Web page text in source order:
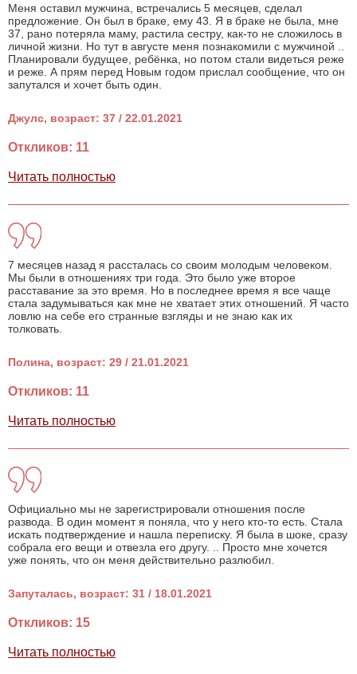
Меня оставил мужчина, встречались 5 месяцев, сделал
предложение. Он был в браке, ему 43. Я в браке не была, мне
37, рано потеряла маму, растила сестру, как-то не сложилось в
личной жизни. Но тут в августе меня познакомили с мужчиной ..
Планировали будущее, ребёнка, но потом стали видеться реже
и реже. А прям перед Новым годом прислал сообщение, что он
запутался и хочет быть один.
Джулс, возраст: 37 / 22.01.2021
Откликов: 11
Читать полностью
7 месяцев назад я рассталась со своим молодым человеком.
Мы были в отношениях три года. Это было уже второе
расставание за это время. Но в последнее время я все чаще
стала задумываться как мне не хватает этих отношений. Я часто
ловлю на себе его странные взгляды и не знаю как их
толковать.
Полина, возраст: 29 / 21.01.2021
Откликов: 11
Читать полностью
Официально мы не зарегистрировали отношения после
развода. В один момент я поняла, что у него кто-то есть. Стала
искать подтверждение и нашла переписку. Я была в шоке, сразу
собрала его вещи и отвезла его другу. .. Просто мне хочется
уже понять, что он меня действительно разлюбил.
Запуталась, возраст: 31 / 18.01.2021
Откликов: 15
Читать полностью